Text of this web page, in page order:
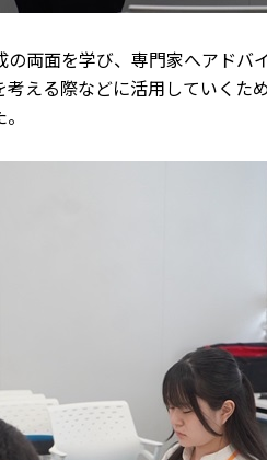
両面を学び、専門家へアド
える際などに活用していく